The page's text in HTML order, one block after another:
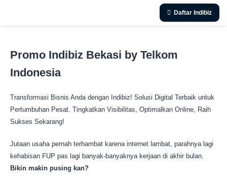
Daftar Indibiz
Promo Indibiz Bekasi by Telkom
Indonesia
Transformasi Bisnis Anda dengan Indibiz! Solusi Digital Terbaik untuk
Pertumbuhan Pesat. Tingkatkan Visibilitas, Optimalkan Online, Raih
Sukses Sekarang!
Jutaan usaha pernah terhambat karena internet lambat, parahnya lagi
kehabisan FUP pas lagi banyak-banyaknya kerjaan di akhir bulan.
Bikin makin pusing kan?